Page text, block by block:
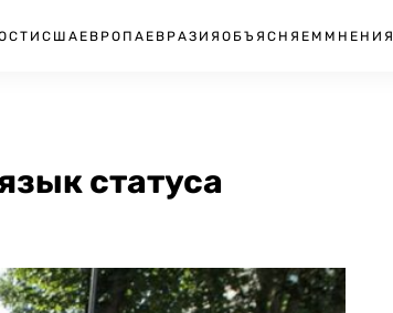
США ЕВРОПА ЕВРАЗИЯ ОБЪЯСНЯЕМ МНЕНИЯ
статуса